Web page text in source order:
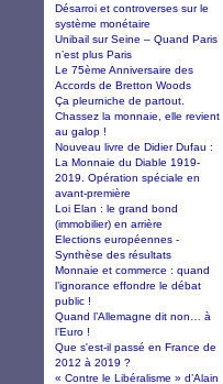
Désarroi et controverses sur le
système monétaire
Unibail sur Seine – Quand Paris
n’est plus Paris
Le 75ème Anniversaire des
Accords de Bretton Woods
Ça pleurniche de partout.
Chassez la monnaie, elle revient
au galop !
Nouveau livre de Didier Dufau :
La Monnaie du Diable 1919-
2019. Opération spéciale en
avant-première
Loi Elan : le grand bond
(immobilier) en arrière
Elections européennes -
Synthèse des résultats
Monnaie et commerce : quand
l’ignorance effondre le débat
public !
Quand l’Allemagne dit non… à
l’Euro !
Que s'est-il passé en France de
2012 à 2019 ?
« Contre le Libéralisme » d’Alain